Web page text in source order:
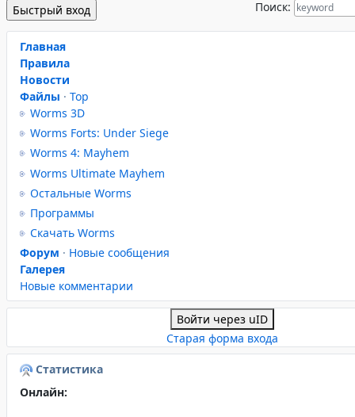
Поиск:
Главная
Правила
Новости
Файлы · Top
Worms 3D
Worms Forts: Under Siege
Worms 4: Mayhem
Worms Ultimate Mayhem
Остальные Worms
Программы
Скачать Worms
Форум · Новые сообщения
Галерея
Новые комментарии
Войти через uID
Старая форма входа
Статистика
Онлайн: